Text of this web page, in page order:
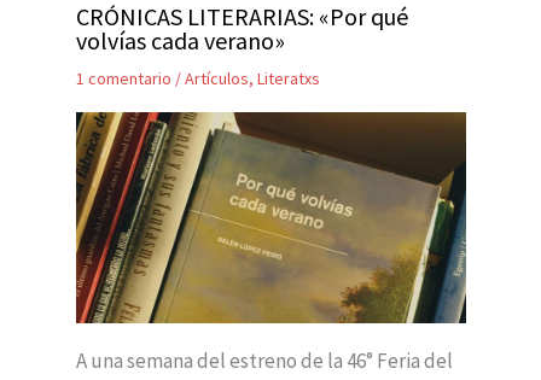
CRÓNICAS LITERARIAS: «Por qué
volvías cada verano»
1 comentario /Artículos, Literatxs
A una semana del estreno de la 46° Feria del